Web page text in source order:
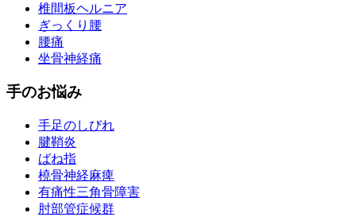
椎間板ヘルニア
ぎっくり腰
腰痛
坐骨神経痛
手のお悩み
手足のしびれ
腱鞘炎
ばね指
橈骨神経麻痺
有痛性三角骨障害
肘部管症候群